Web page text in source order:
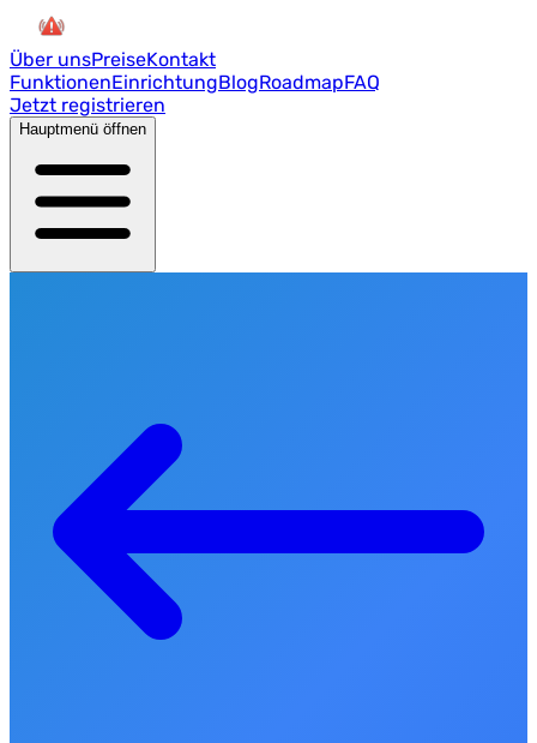
Über unsPreiseKontakt
FunktionenEinrichtungBlogRoadmapFAQ
Jetzt registrieren
Hauptmenü öffnen